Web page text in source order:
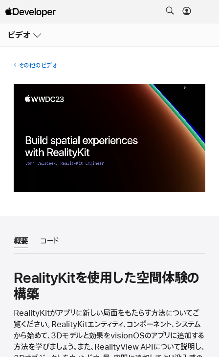
ビデオ
ー
その他のビデオ
概要 コード
RealityKitを使用した空間体験の
構築
RealityKitがアプリに新しい局面をもたらす方法についてご
覧ください。RealityKitエンティティ、コンポーネント、システム
から始めて、3Dモデルと効果をvisionOSのアプリに追加する
方法を学びましょう。また、RealityView APIについて説明し、